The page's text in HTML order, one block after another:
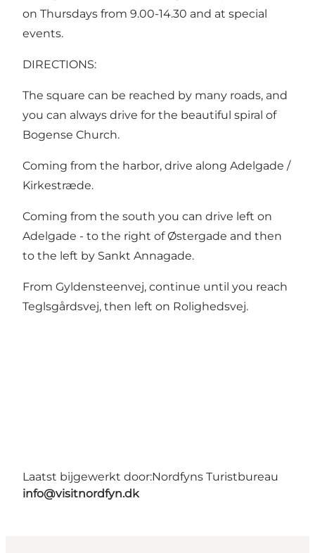
on Thursdays from 9.00-14.30 and at special
events.
DIRECTIONS:
The square can be reached by many roads, and
you can always drive for the beautiful spiral of
Bogense Church.
Coming from the harbor, drive along Adelgade /
Kirkestræde.
Coming from the south you can drive left on
Adelgade - to the right of Østergade and then
to the left by Sankt Annagade.
From Gyldensteenvej, continue until you reach
Teglsgårdsvej, then left on Rolighedsvej.
Laatst bijgewerkt door:Nordfyns Turistbureau
info@visitnordfyn.dk